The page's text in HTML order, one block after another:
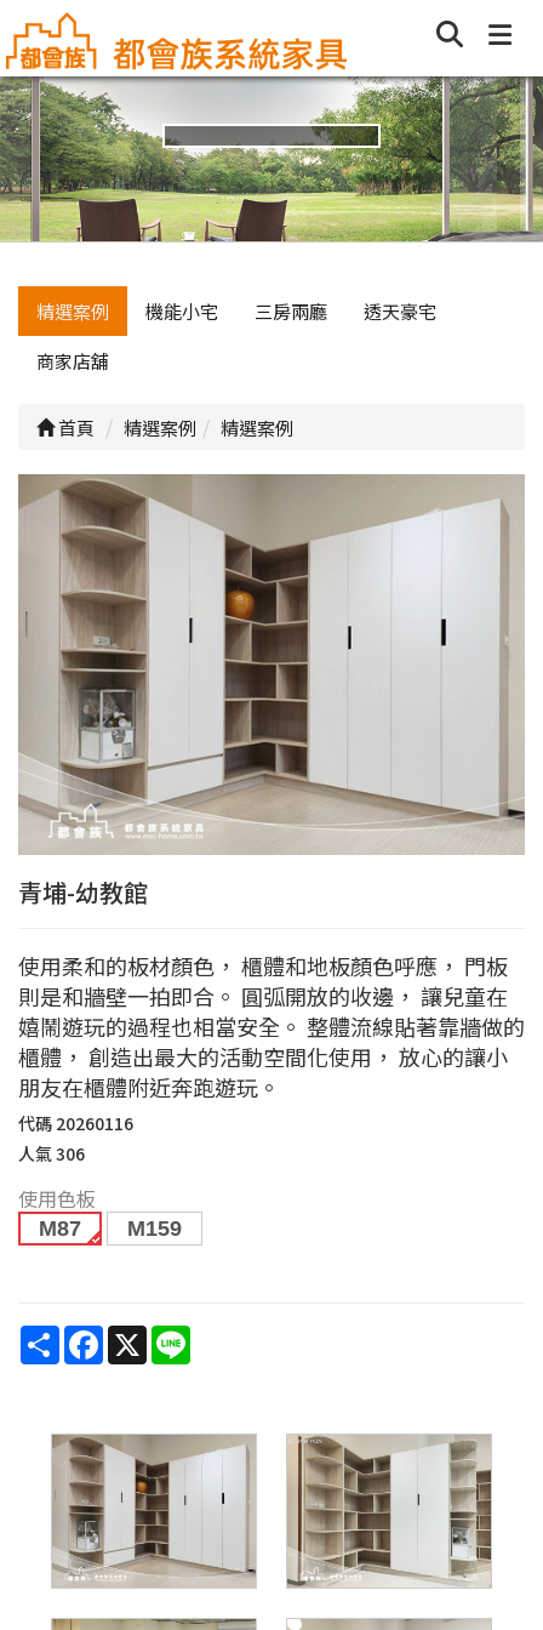
精選案例 機能小宅 三房兩廳
透天豪宅
商家店舖
首頁 精選案例 精選案例
青埔-幼教館
使用柔和的板材顏色， 櫃體和地板顏色呼應， 門板
則是和牆壁一拍即合。 圓弧開放的收邊， 讓兒童在
嬉鬧遊玩的過程也相當安全。 整體流線貼著靠牆做的
櫃體， 創造出最大的活動空間化使用， 放心的讓小
朋友在櫃體附近奔跑遊玩。
代碼 20260116
人氣306
使用色板
M87 M159
ShareFacebook
X